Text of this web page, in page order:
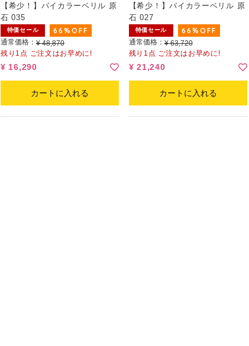
【希少！】バイカラーベリル 原
石 035
特価セール 66%OFF
通常価格： ¥ 48,870
残り1点 ご注文はお早めに!
¥ 16,290
カートに入れる
【希少！】バイカラーベリル 原
石 027
特価セール 66%OFF
通常価格：¥ 63,720
残り1点 ご注文はお早めに!
¥ 21,240
カートに入れる